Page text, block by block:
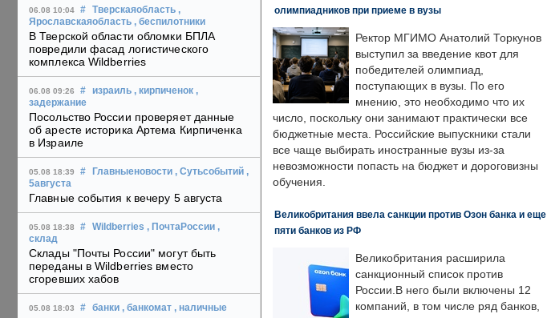
06.08 10:04 # Тверскаяобласть ,
Ярославскаяобласть , беспилотники
В Тверской области обломки БПЛА
повредили фасад логистического
комплекса Wildberries
06.08 09:26 # израиль , кирпиченок ,
задержание
Посольство России проверяет данные
об аресте историка Артема Кирпиченка
в Израиле
05.08 18:39 # Главныеновости , Сутьсобытий ,
5августа
Главные события к вечеру 5 августа
05.08 18:38 # Wildberries , ПочтаРоссии ,
склад
Склады "Почты России" могут быть
переданы в Wildberries вместо
сгоревших хабов
05.08 18:03 # банки , банкомат , наличные
олимпиадников при приеме в вузы
Ректор МГИМО Анатолий Торкунов
выступил за введение квот для
победителей олимпиад,
поступающих в вузы. По его
мнению, это необходимо что их
число, поскольку они занимают практически все
бюджетные места. Российские выпускники стали
все чаще выбирать иностранные вузы из-за
невозможности попасть на бюджет и дороговизны
обучения.
Великобритания ввела санкции против Озон банка и еще
пяти банков из РФ
Великобритания расширила
санкционный список против
России.В него были включены 12
компаний, в том числе ряд банков,